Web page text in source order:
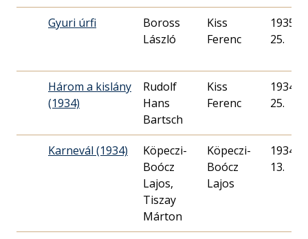
Gyuri úrfi
Boross
László
Kiss
Ferenc
1935.
25.
Három a kislány
(1934)
Rudolf
Hans
Bartsch
Kiss
Ferenc
1934.
25.
Karnevál (1934)
Köpeczi-
Boócz
Lajos,
Tiszay
Márton
Köpeczi-
Boócz
Lajos
1934.
13.